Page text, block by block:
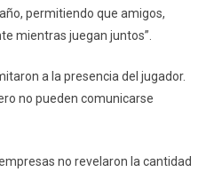
permitiendo que amigos,
mientras juegan juntos”.
a la presencia del jugador.
no pueden comunicarse
no revelaron la cantidad